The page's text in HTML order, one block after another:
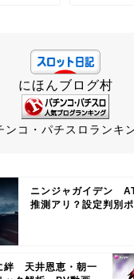
にほんブログ村
ンコ・パチスロランキ
ニンジャガイデン
推測アリ？設定判別
絆 天井恩恵・朝一